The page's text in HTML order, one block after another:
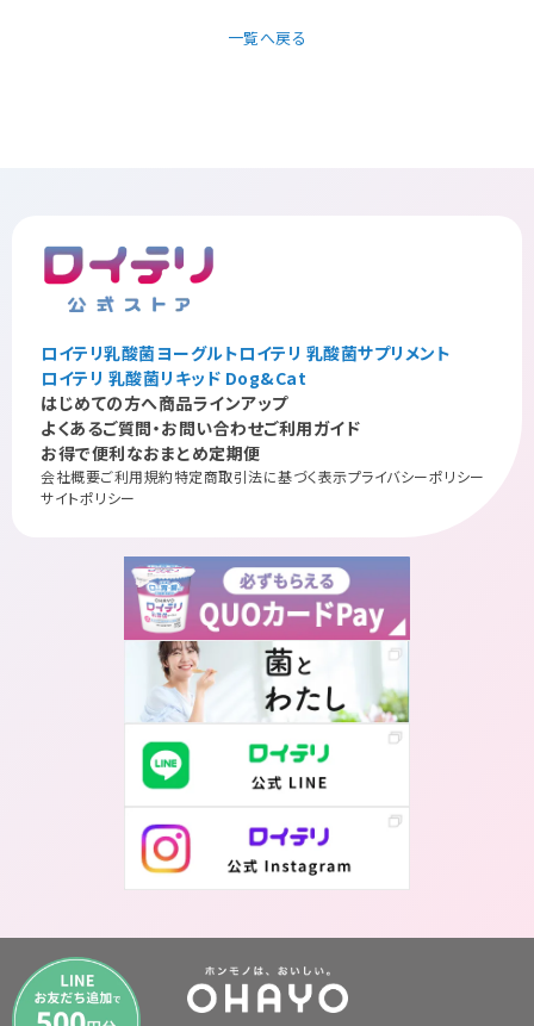
一覧へ戻る
ロイテリ乳酸菌ヨーグルトロイテリ 乳酸菌サプリメント
ロイテリ 乳酸菌リキッド Dog&Cat
はじめての方へ商品ラインアップ
よくあるご質問・お問い合わせご利用ガイド
お得で便利なおまとめ定期便
会社概要ご利用規約特定商取引法に基づく表示プライバシーポリシー
サイトポリシー